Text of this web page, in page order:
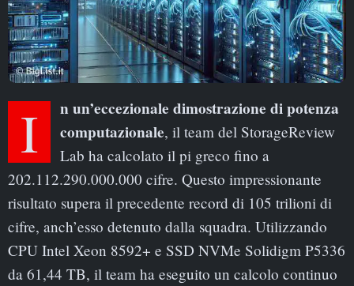
In un’eccezionale dimostrazione di potenza computazionale, il team del StorageReview
Lab ha calcolato il pi greco fino a
202.112.290.000.000 cifre. Questo impressionante
risultato supera il precedente record di 105 trilioni di
cifre, anch’esso detenuto dalla squadra. Utilizzando
CPU Intel Xeon 8592+ e SSD NVMe Solidigm P5336
da 61,44 TB, il team ha eseguito un calcolo continuo